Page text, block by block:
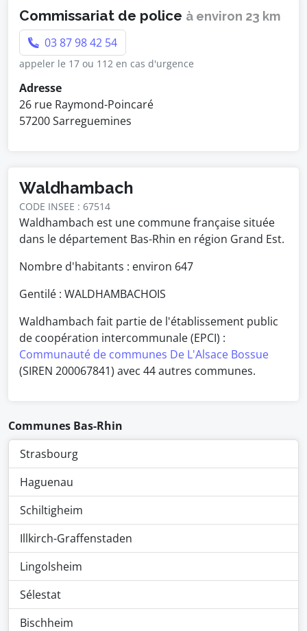
Commissariat de police à environ 23 km
03 87 98 42 54
appeler le 17 ou 112 en cas d'urgence
Adresse
26 rue Raymond-Poincaré
57200 Sarreguemines
Waldhambach
CODE INSEE : 67514
Waldhambach est une commune française située
dans le département Bas-Rhin en région Grand Est.
Nombre d'habitants : environ 647
Gentilé : WALDHAMBACHOIS
Waldhambach fait partie de l'établissement public
de coopération intercommunale (EPCI) :
Communauté de communes De L'Alsace Bossue
(SIREN 200067841) avec 44 autres communes.
Communes Bas-Rhin
Strasbourg
Haguenau
Schiltigheim
Illkirch-Graffenstaden
Lingolsheim
Sélestat
Bischheim